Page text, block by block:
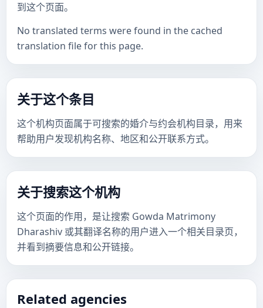
到这个页面。
No translated terms were found in the cached
translation file for this page.
关于这个条目
这个机构页面属于可搜索的婚介与约会机构目录，用来
帮助用户发现机构名称、地区和公开联系方式。
关于搜索这个机构
这个页面的作用，是让搜索 Gowda Matrimony
Dharashiv 或其翻译名称的用户进入一个相关目录页，
并看到摘要信息和公开链接。
Related agencies